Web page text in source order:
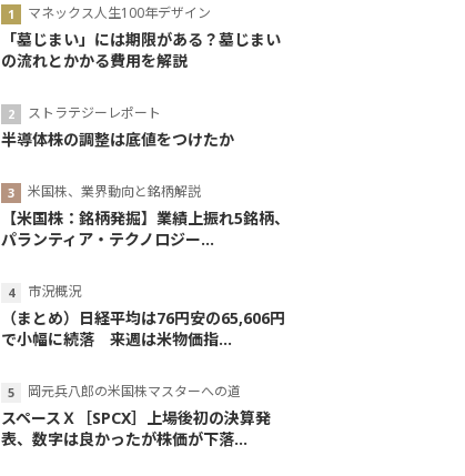
マネックス人生100年デザイン
「墓じまい」には期限がある？墓じまい
の流れとかかる費用を解説
ストラテジーレポート
半導体株の調整は底値をつけたか
米国株、業界動向と銘柄解説
【米国株：銘柄発掘】業績上振れ5銘柄、
パランティア・テクノロジー...
市況概況
（まとめ）日経平均は76円安の65,606円
で小幅に続落 来週は米物価指...
岡元兵八郎の米国株マスターへの道
スペースＸ［SPCX］上場後初の決算発
表、数字は良かったが株価が下落...